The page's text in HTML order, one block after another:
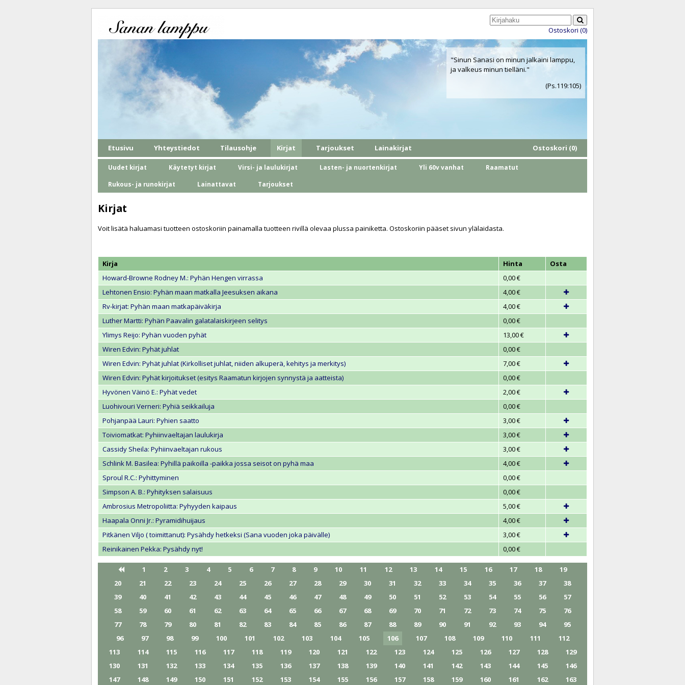
Ostoskori (0)
"Sinun Sanasi on minun jalkaini lamppu,
ja valkeus minun tielläni."
(Ps.119:105)
Etusivu Yhteystiedot Tilausohje Kirjat Tarjoukset Lainakirjat Ostoskori (0)
Uudet kirjat Käytetyt kirjat Virsi- ja laulukirjat Lasten- ja nuortenkirjat Yli 60v vanhat Raamatut
Rukous- ja runokirjat Lainattavat Tarjoukset
Kirjat
Voit lisätä haluamasi tuotteen ostoskoriin painamalla tuotteen rivillä olevaa plussa painiketta. Ostoskoriin pääset sivun ylälaidasta.
Kirja Hinta
Osta
Howard-Browne Rodney M.: Pyhän Hengen virrassa
0,00 €
Lehtonen Ensio: Pyhän maan matkalla Jeesuksen aikana
4,00 €
Rv-kirjat: Pyhän maan matkapäiväkirja
4,00 €
Luther Martti: Pyhän Paavalin galatalaiskirjeen selitys
0,00 €
Ylimys Reijo: Pyhän vuoden pyhät
13,00 €
Wiren Edvin: Pyhät juhlat
0,00 €
Wiren Edvin: Pyhät juhlat (Kirkolliset juhlat, niiden alkuperä, kehitys ja merkitys)
7,00 €
Wiren Edvin: Pyhät kirjoitukset (esitys Raamatun kirjojen synnystä ja aatteista)
0,00 €
Hyvönen Väinö E.: Pyhät vedet
2,00 €
Luohivouri Verneri: Pyhiä seikkailuja
0,00 €
Pohjanpää Lauri: Pyhien saatto
3,00 €
Toiviomatkat: Pyhiinvaeltajan laulukirja
3,00 €
Cassidy Sheila: Pyhiinvaeltajan rukous
3,00 €
Schlink M. Basilea: Pyhillä paikoilla -paikka jossa seisot on pyhä maa
4,00 €
Sproul R.C.: Pyhittyminen
0,00 €
Simpson A. B.: Pyhityksen salaisuus
0,00 €
Ambrosius Metropoliitta: Pyhyyden kaipaus
5,00 €
Haapala Onni Jr.: Pyramidihuijaus
4,00 €
Pitkänen Viljo ( toimittanut): Pysähdy hetkeksi (Sana vuoden joka päivälle)
3,00 €
Reinikainen Pekka: Pysähdy nyt!
0,00 €
1 2 3 4 5 6 7 8 9 10 11 12 13 14 15 16 17 18
19
20
21 22 23 24 25 26 27 28 29 30 31 32 33 34 35 36 37
38
39
40 41 42 43 44 45 46 47 48 49 50 51 52 53 54 55 56
57
58
59 60 61 62 63 64 65 66 67 68 69 70 71 72 73 74 75
76
77
78 79 80 81 82 83 84 85 86 87 88 89 90 91 92 93 94
95
96
97 98 99 100 101 102 103 104 105 106 107 108 109 110 111
112
113
114 115 116 117 118 119 120 121 122 123 124 125 126 127 128
129
130
131 132 133 134 135 136 137 138 139 140 141 142 143 144 145
146
147
148 149 150 151 152 153 154 155 156 157 158 159 160 161 162 163